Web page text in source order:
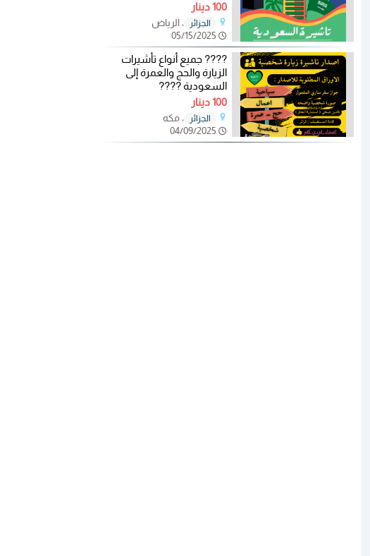
100 دينار
الجزائر
، الرياض
05/15/2025
???? جميع أنواع تأشيرات
الزيارة والحج والعمرة إلى
السعودية ????
100 دينار
الجزائر
، مكه
04/09/2025